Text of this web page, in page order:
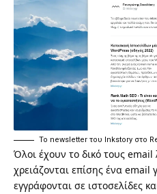
Το newsletter του Inkstory στο
Όλοι έχουν το δικό τους
χρειάζονται επίσης ένα email
εγγράφονται σε ιστοσελίδες